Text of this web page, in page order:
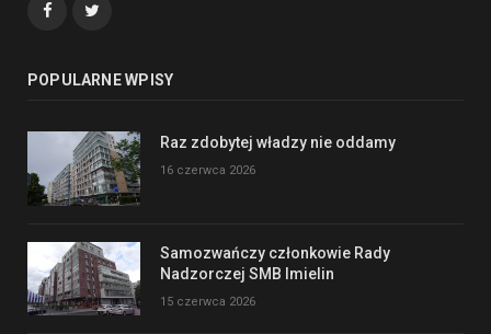
Facebook
POPULARNE WPISY
Raz zdobytej władzy nie oddamy
16 czerwca 2026
Samozwańczy członkowie Rady
Nadzorczej SMB Imielin
15 czerwca 2026